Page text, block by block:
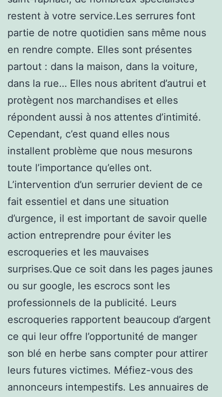
restent à votre service.Les serrures font
partie de notre quotidien sans même nous
en rendre compte. Elles sont présentes
partout : dans la maison, dans la voiture,
dans la rue… Elles nous abritent d’autrui et
protègent nos marchandises et elles
répondent aussi à nos attentes d’intimité.
Cependant, c’est quand elles nous
installent problème que nous mesurons
toute l’importance qu’elles ont.
L’intervention d’un serrurier devient de ce
fait essentiel et dans une situation
d’urgence, il est important de savoir quelle
action entreprendre pour éviter les
escroqueries et les mauvaises
surprises.Que ce soit dans les pages jaunes
ou sur google, les escrocs sont les
professionnels de la publicité. Leurs
escroqueries rapportent beaucoup d’argent
ce qui leur offre l’opportunité de manger
son blé en herbe sans compter pour attirer
leurs futures victimes. Méfiez-vous des
annonceurs intempestifs. Les annuaires de